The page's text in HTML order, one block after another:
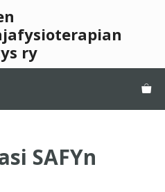
ry
SAFYn